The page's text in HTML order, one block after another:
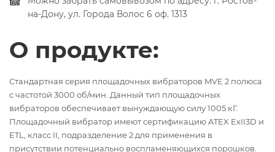
на-Дону, ул. Города Волос 6 оф. 1313
О продукте:
Стандартная серия площадочных вибраторов MVE 2 полюса
с частотой 3000 об/мин. Данный тип площадочных
вибраторов обеспечивает вынуждающую силу 1005 кГ.
Площадочный вибратор имеют сертификацию ATEX ExII3D и
ETL, класс II, подразделение 2 для применения в
присутствии потенциально воспламеняющихся порошков.